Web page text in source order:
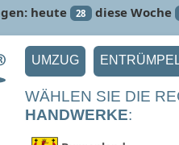
heute 28 diese Woche
UMZUG
WÄHLEN SIE DIE
HANDWERKE: